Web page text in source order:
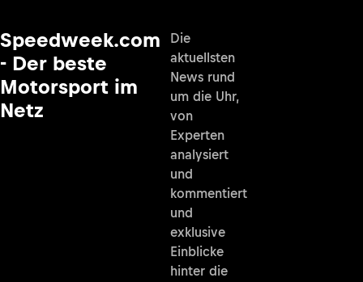
Speedweek.com
- Der beste
Motorsport im
Netz
Die
aktuellsten
News rund
um die Uhr,
von
Experten
analysiert
und
kommentiert
und
exklusive
Einblicke
hinter die